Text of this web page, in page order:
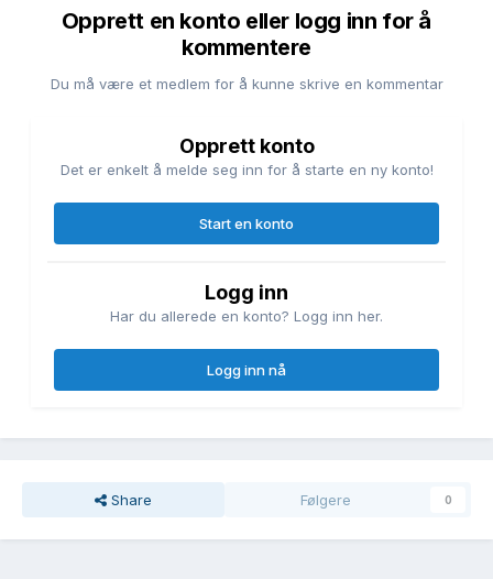
Opprett en konto eller logg inn for å
kommentere
Du må være et medlem for å kunne skrive en kommentar
Opprett konto
Det er enkelt å melde seg inn for å starte en ny konto!
Start en konto
Logg inn
Har du allerede en konto? Logg inn her.
Logg inn nå
Share Følgere 0